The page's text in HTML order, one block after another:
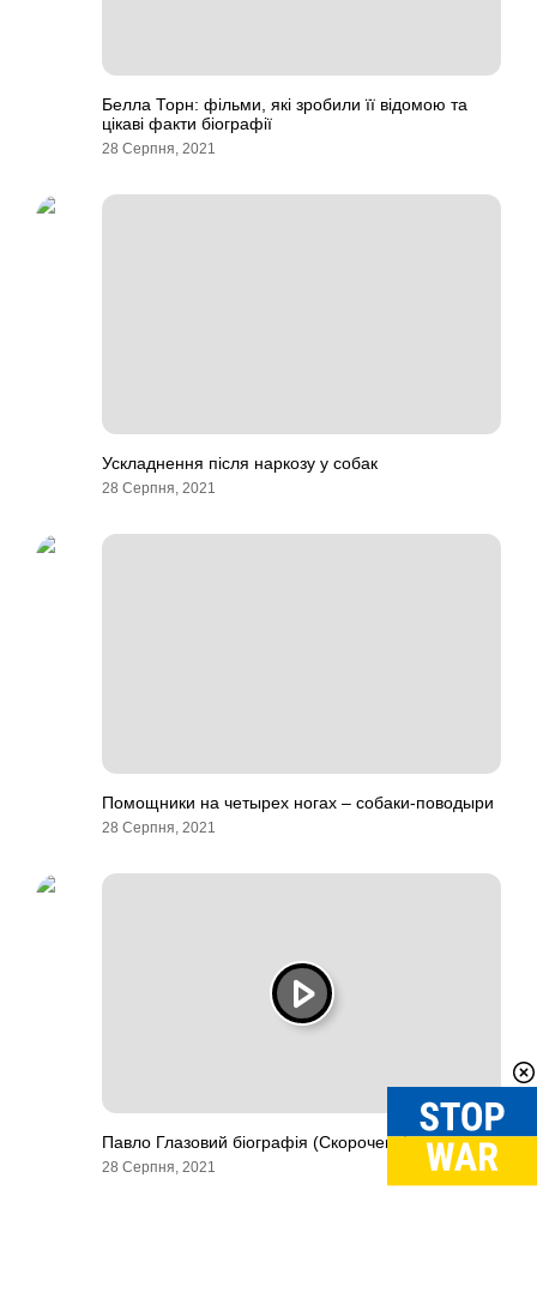
Белла Торн: фільми, які зробили її відомою та
цікаві факти біографії
28 Серпня, 2021
Ускладнення після наркозу у собак
28 Серпня, 2021
Помощники на четырех ногах – собаки-поводыри
28 Серпня, 2021
Павло Глазовий біографія (Скорочено)
28 Серпня, 2021